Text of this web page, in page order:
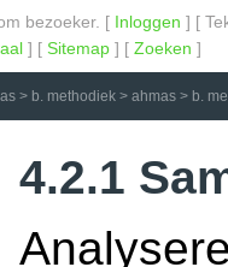
bezoeker. [ Inloggen ] [
] [ Sitemap ] [ Zoeken ]
> b. methodiek > ahmas > b.
4.2.1